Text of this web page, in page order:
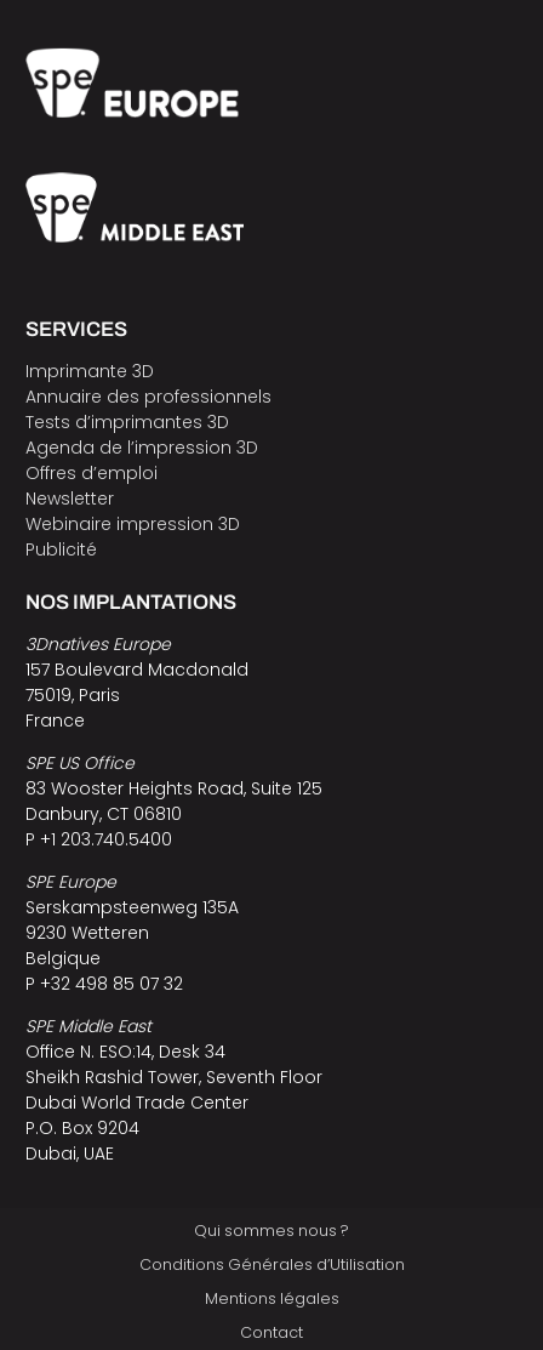
SERVICES
Imprimante 3D
Annuaire des professionnels
Tests d’imprimantes 3D
Agenda de l’impression 3D
Offres d’emploi
Newsletter
Webinaire impression 3D
Publicité
NOS IMPLANTATIONS
3Dnatives Europe
157 Boulevard Macdonald
75019, Paris
France
SPE US Office
83 Wooster Heights Road, Suite 125
Danbury, CT 06810
P +1 203.740.5400
SPE Europe
Serskampsteenweg 135A
9230 Wetteren
Belgique
P +32 498 85 07 32
SPE Middle East
Office N. ESO:14, Desk 34
Sheikh Rashid Tower, Seventh Floor
Dubai World Trade Center
P.O. Box 9204
Dubai, UAE
Qui sommes nous ?
Conditions Générales d’Utilisation
Mentions légales
Contact